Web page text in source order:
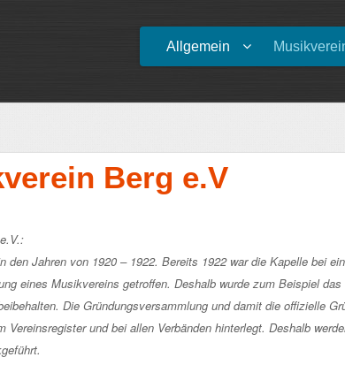
Allgemein
Berg e.V
Jahren von 1920 – 1922. Bereits 1922 war die Kapelle bei
eines Musikvereins getroffen. Deshalb wurde zum Beispiel
Die Gründungsversammlung und damit die offizielle
und bei allen Verbänden hinterlegt. Deshalb